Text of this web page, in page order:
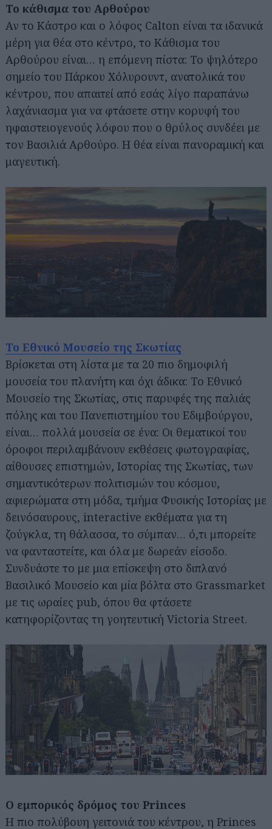
Το κάθισμα του Αρθούρου
Αν το Κάστρο και ο λόφος Calton είναι τα ιδανικά
μέρη για θέα στο κέντρο, το Κάθισμα του
Αρθούρου είναι… η επόμενη πίστα: Το ψηλότερο
σημείο του Πάρκου Χόλυρουντ, ανατολικά του
κέντρου, που απαιτεί από εσάς λίγο παραπάνω
λαχάνιασμα για να φτάσετε στην κορυφή του
ηφαιστειογενούς λόφου που ο θρύλος συνδέει με
τον Βασιλιά Αρθούρο. Η θέα είναι πανοραμική και
μαγευτική.
Το Εθνικό Μουσείο της Σκωτίας
Βρίσκεται στη λίστα με τα 20 πιο δημοφιλή
μουσεία του πλανήτη και όχι άδικα: Το Εθνικό
Μουσείο της Σκωτίας, στις παρυφές της παλιάς
πόλης και του Πανεπιστημίου του Εδιμβούργου,
είναι… πολλά μουσεία σε ένα: Οι θεματικοί του
όροφοι περιλαμβάνουν εκθέσεις φωτογραφίας,
αίθουσες επιστημών, Ιστορίας της Σκωτίας, των
σημαντικότερων πολιτισμών του κόσμου,
αφιερώματα στη μόδα, τμήμα Φυσικής Ιστορίας με
δεινόσαυρους, interactive εκθέματα για τη
ζούγκλα, τη θάλασσα, το σύμπαν… ό,τι μπορείτε
να φανταστείτε, και όλα με δωρεάν είσοδο.
Συνδυάστε το με μια επίσκεψη στο διπλανό
Βασιλικό Μουσείο και μία βόλτα στο Grassmarket
με τις ωραίες pub, όπου θα φτάσετε
κατηφορίζοντας τη γοητευτική Victoria Street.
Ο εμπορικός δρόμος του Princes
Η πιο πολύβουη γειτονιά του κέντρου, η Princes